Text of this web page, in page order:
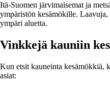
Itä-Suomen järvimaisemat ja
ympäristön kesämökille.
ympäri aluetta.
Vinkkejä kauniin
Kun etsit kauneinta kesämökkiä,
asiat: